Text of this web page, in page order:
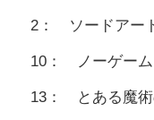
2： ソードアー
10： ノーゲーム
13： とある魔術